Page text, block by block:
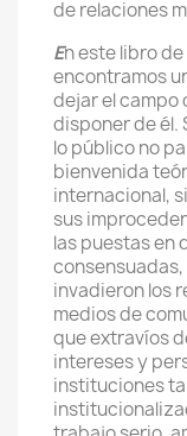
de relaciones
En este libro
encontramos
dejar el campo
disponer de él.
lo público no
bienvenida
internacional,
sus
las puestas en
invadieron los
medios de
que extravíos
intereses y
instituciones